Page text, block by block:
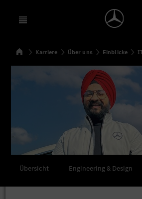
Open menu
SuchenStartseite
Karriere Über uns Einblicke
Übersicht Engineering & Design